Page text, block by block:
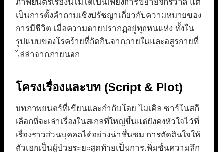
ภาพยนตร์เรื่องนี้ไม่ได้เป็นเพียงการขยายจักรวาล แต่
เป็นการตั้งคำถามเชิงปรัชญาเกี่ยวกับความหมายของ
การมีชีวิต เมื่อความตายปรากฏอยู่ทุกหนแห่ง ทั้งใน
รูปแบบของโรคร้ายที่กัดกินจากภายในและอสูรกายที่
ไล่ล่าจากภายนอก
โครงเรื่องและบท (Script & Plot)
บทภาพยนตร์ที่เขียนและกำกับโดย ไมเคิล ซาร์โนสกี
เลือกที่จะเล่าเรื่องในสเกลที่ใหญ่ขึ้นแต่ยังคงหัวใจไว้ที่
เรื่องราวส่วนบุคคลได้อย่างน่าชื่นชม การตัดสินใจให้
ตัวเอกเป็นผู้ป่วยระยะสุดท้ายเป็นการเพิ่มชั้นความลึก